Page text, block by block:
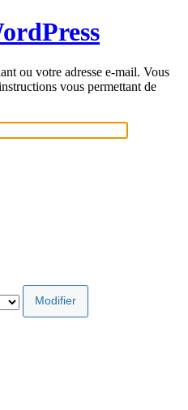
ou votre adresse e-mail. Vous
vous permettant de